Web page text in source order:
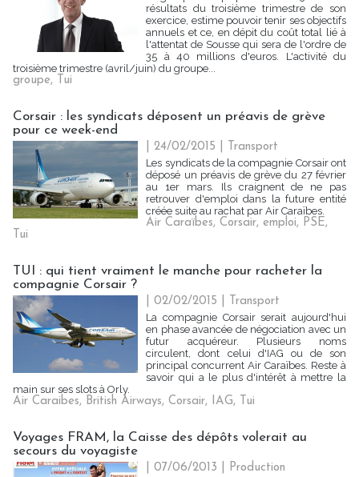
résultats du troisième trimestre de son
exercice, estime pouvoir tenir ses objectifs
annuels et ce, en dépit du coût total lié à
l'attentat de Sousse qui sera de l'ordre de
35 à 40 millions d'euros. L'activité du
troisième trimestre (avril/juin) du groupe...
groupe, Tui
Corsair : les syndicats déposent un préavis de grève
pour ce week-end
| 24/02/2015
Transport
Les syndicats de la compagnie Corsair ont
déposé un préavis de grève du 27 février
au 1er mars. Ils craignent de ne pas
retrouver d'emploi dans la future entité
créée suite au rachat par Air Caraïbes.
Air Caraïbes,Corsair,emploi, PSE,
Tui
TUI : qui tient vraiment le manche pour racheter la
compagnie Corsair ?
| 02/02/2015
Transport
La compagnie Corsair serait aujourd'hui
en phase avancée de négociation avec un
futur acquéreur. Plusieurs noms
circulent, dont celui d'IAG ou de son
principal concurrent Air Caraïbes. Reste à
savoir qui a le plus d'intérêt à mettre la
main sur ses slots à Orly.
Air Caraibes, British Airways, Corsair, IAG, Tui
Voyages FRAM, la Caisse des dépôts volerait au
secours du voyagiste
| 07/06/2013
Production